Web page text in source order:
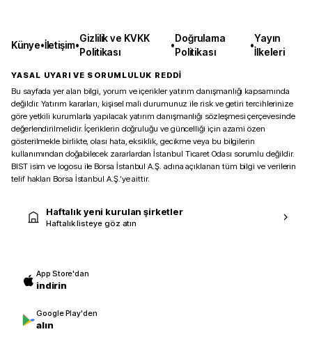
Künye•İletişim•
Gizlilik ve KVKK
Politikası
•
Doğrulama
Politikası
•
Yayın
İlkeleri
YASAL UYARI VE SORUMLULUK REDDİ
Bu sayfada yer alan bilgi, yorum ve içerikler yatırım danışmanlığı kapsamında
değildir. Yatırım kararları, kişisel mali durumunuz ile risk ve getiri tercihlerinize
göre yetkili kurumlarla yapılacak yatırım danışmanlığı sözleşmesi çerçevesinde
değerlendirilmelidir. İçeriklerin doğruluğu ve güncelliği için azami özen
gösterilmekle birlikte, olası hata, eksiklik, gecikme veya bu bilgilerin
kullanımından doğabilecek zararlardan İstanbul Ticaret Odası sorumlu değildir.
BIST isim ve logosu ile Borsa İstanbul A.Ş. adına açıklanan tüm bilgi ve verilerin
telif hakları Borsa İstanbul A.Ş.’ye aittir.
Haftalık yeni kurulan şirketler
Haftalık listeye göz atın
App Store'dan
indirin
Google Play'den
alın